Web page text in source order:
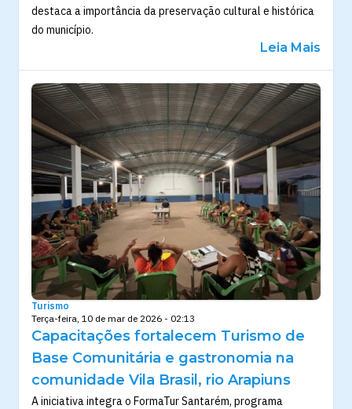
destaca a importância da preservação cultural e histórica
do município.
Leia Mais
Turismo
Terça-feira, 10 de mar de 2026 - 02:13
Capacitações fortalecem Turismo de
Base Comunitária e gastronomia na
comunidade Vila Brasil, rio Arapiuns
A iniciativa integra o FormaTur Santarém, programa